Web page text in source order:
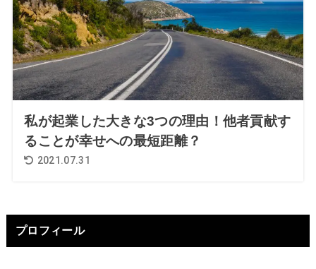
私が起業した大きな3つの理由！他者貢献す
ることが幸せへの最短距離？
2021.07.31
プロフィール